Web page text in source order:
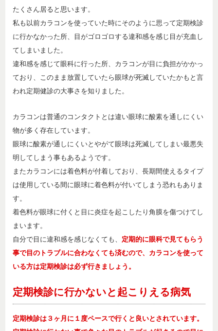
たくさん居ると思います。
私も以前カラコンを使っていた時にそのように思って定期検診
に行かなかった所、目がゴロゴロする違和感を感じ目が充血し
てしまいました。
違和感を感じて眼科に行った所、カラコンが目に負担がかかっ
ており、このまま放置していたら眼球が死滅していたかもと言
われ定期健診の大事さを知りました。
カラコンは普通のコンタクトとは違い眼球に酸素を通しにくい
物が多く存在しています。
眼球に酸素が通しにくいとやがて眼球は死滅してしまい最悪失
明してしまう事もあるようです。
またカラコンには着色料が付着しており、長期間使えるタイプ
は使用している間に眼球に着色料が付いてしまう恐れもありま
す。
着色料が眼球に付くと目に炎症を起こしたり角膜を傷つけてし
まいます。
自分で目に違和感を感じなくても、 定期的に眼科で見てもらう
事で目のトラブルに合わなくても済むので、カラコンを使って
いる方は定期検診は必ず行きましょう。
定期検診に行かないと起こりえる病気
定期検診は３ヶ月に１度ペースで行くと良いとされています。